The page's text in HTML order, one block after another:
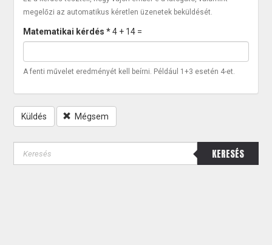
megelőzi az automatikus kéretlen üzenetek beküldését.
Matematikai kérdés*4 + 14 =
A fenti művelet eredményét kell beírni. Például 1+3 esetén 4-et.
Küldés Mégsem
KERESÉS